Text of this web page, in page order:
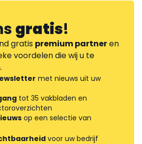
gratis!
gratis premium partneren
voordelen die wij u te
met nieuws uit uw
tot 35 vakbladen en
op een selectie van
voor uw bedrijf